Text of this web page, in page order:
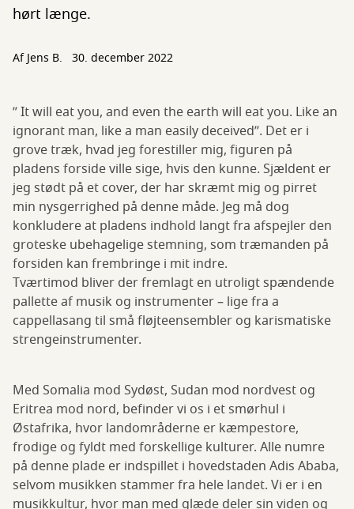
hørt længe.
AfJens B. 30. december 2022
” It will eat you, and even the earth will eat you. Like an
ignorant man, like a man easily deceived”. Det er i
grove træk, hvad jeg forestiller mig, figuren på
pladens forside ville sige, hvis den kunne. Sjældent er
jeg stødt på et cover, der har skræmt mig og pirret
min nysgerrighed på denne måde. Jeg må dog
konkludere at pladens indhold langt fra afspejler den
groteske ubehagelige stemning, som træmanden på
forsiden kan frembringe i mit indre.
Tværtimod bliver der fremlagt en utroligt spændende
pallette af musik og instrumenter – lige fra a
cappellasang til små fløjteensembler og karismatiske
strengeinstrumenter.
Med Somalia mod Sydøst, Sudan mod nordvest og
Eritrea mod nord, befinder vi os i et smørhul i
Østafrika, hvor landområderne er kæmpestore,
frodige og fyldt med forskellige kulturer. Alle numre
på denne plade er indspillet i hovedstaden Adis Ababa,
selvom musikken stammer fra hele landet. Vi er i en
musikkultur, hvor man med glæde deler sin viden og